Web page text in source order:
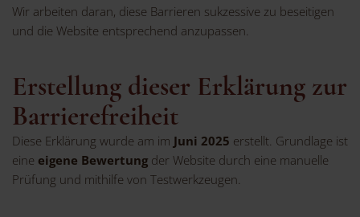
Wir arbeiten daran, diese Barrieren sukzessive zu beseitigen
und die Website entsprechend anzupassen.
Erstellung dieser Erklärung zur
Barrierefreiheit
Diese Erklärung wurde am im Juni 2025 erstellt. Grundlage ist
eine eigene Bewertung der Website durch eine manuelle
Prüfung und mithilfe von Testwerkzeugen.